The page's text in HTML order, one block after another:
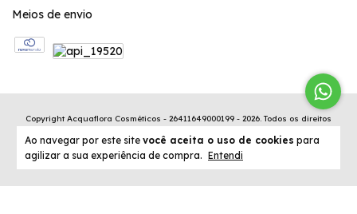
Ao navegar por este site você aceita o uso de cookies para
agilizar a sua experiência de compra. Entendi
Meios de envio
Copyright Acquaflora Cosméticos - 26411649000199 - 2026. Todos os direitos
reservados.